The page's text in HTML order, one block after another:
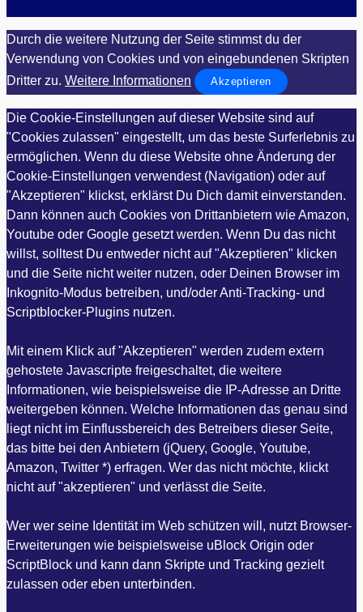
Durch die weitere Nutzung der Seite stimmst du der
Verwendung von Cookies und von eingebundenen Skripten
Dritter zu. Weitere Informationen Akzeptieren
Die Cookie-Einstellungen auf dieser Website sind auf
"Cookies zulassen" eingestellt, um das beste Surferlebnis zu
ermöglichen. Wenn du diese Website ohne Änderung der
Cookie-Einstellungen verwendest (Navigation) oder auf
"Akzeptieren" klickst, erklärst Du Dich damit einverstanden.
Dann können auch Cookies von Drittanbietern wie Amazon,
Youtube oder Google gesetzt werden. Wenn Du das nicht
willst, solltest Du entweder nicht auf "Akzeptieren" klicken
und die Seite nicht weiter nutzen, oder Deinen Browser im
Inkognito-Modus betreiben, und/oder Anti-Tracking- und
Scriptblocker-Plugins nutzen.
Mit einem Klick auf "Akzeptieren" werden zudem extern
gehostete Javascripte freigeschaltet, die weitere
Informationen, wie beispielsweise die IP-Adresse an Dritte
weitergeben können. Welche Informationen das genau sind
liegt nicht im Einflussbereich des Betreibers dieser Seite,
das bitte bei den Anbietern (jQuery, Google, Youtube,
Amazon, Twitter *) erfragen. Wer das nicht möchte, klickt
nicht auf "akzeptieren" und verlässt die Seite.
Wer wer seine Identität im Web schützen will, nutzt Browser-
Erweiterungen wie beispielsweise uBlock Origin oder
ScriptBlock und kann dann Skripte und Tracking gezielt
zulassen oder eben unterbinden.